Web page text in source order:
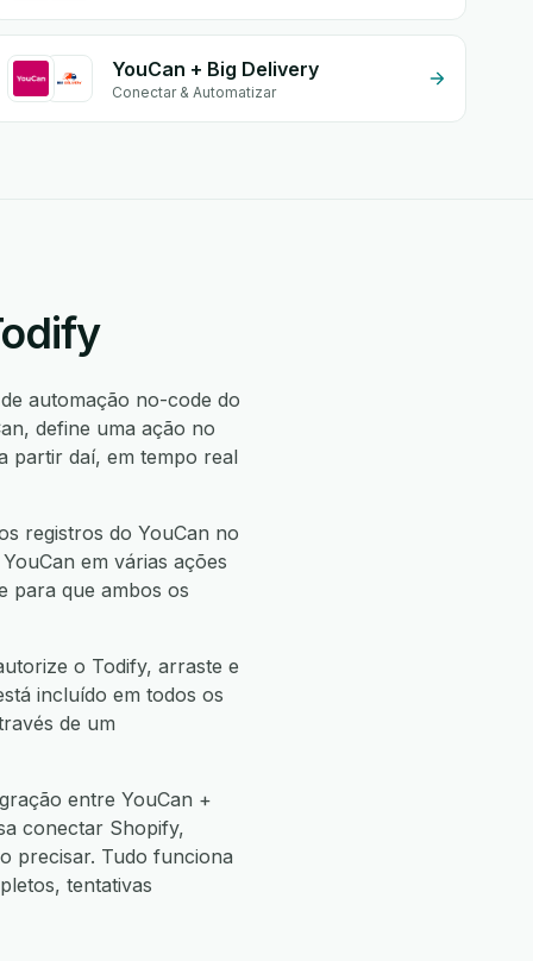
YouCan + Big Delivery
Conectar & Automatizar
automação no-code do
define uma ação no
partir daí, em tempo real
registros do YouCan no
em várias ações
para que ambos os
o Todify, arraste e
incluído em todos os
de um
entre YouCan +
conectar Shopify,
precisar. Tudo funciona
tentativas